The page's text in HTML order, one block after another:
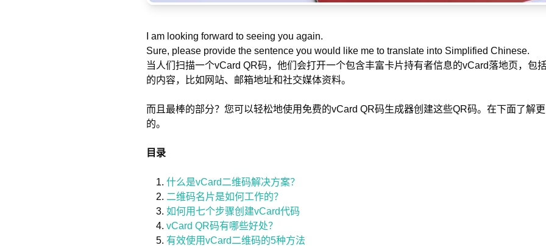
I am looking forward to seeing you again.
Sure, please provide the sentence you would like me to translate into Simplified Chinese.
当人们扫描一个vCard QR码，他们会打开一个包含丰富卡片持有者信息的vCard落地页，包
的内容，比如网站、邮箱地址和社交媒体资料。
而且最棒的部分？您可以轻松地使用免费的vCard QR码生成器创建这些QR码。在下面了解
的。
目录
什么是vCard二维码解决方案？
二维码名片是如何工作的？
如何用七个步骤创建vCard代码
vCard QR码有哪些好处？
有效使用vCard二维码的5种方法